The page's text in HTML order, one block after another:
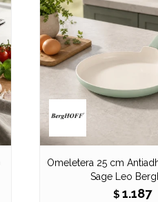
Omeletera 25 cm
Sage Leo
$ 1.187